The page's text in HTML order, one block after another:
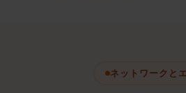
ネットワークと